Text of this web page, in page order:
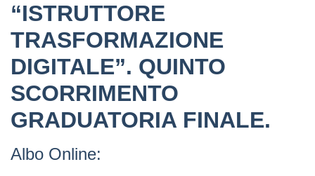
“ISTRUTTORE
TRASFORMAZIONE
DIGITALE”. QUINTO
SCORRIMENTO
GRADUATORIA FINALE.
Albo Online: